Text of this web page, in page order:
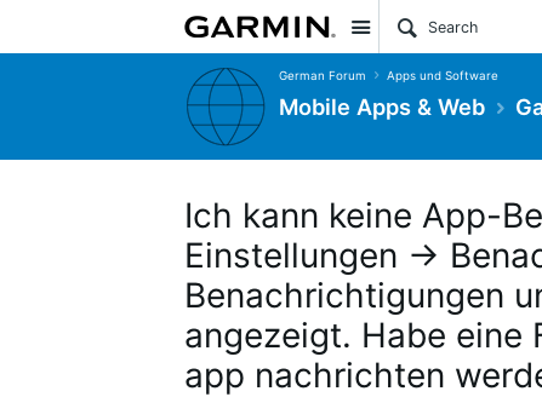
Site
German Forum Apps und Software
Mobile Apps & Web
Ich kann keine App-
Einstellungen ->
Benachrichtigungen
angezeigt. Habe eine
app nachrichten